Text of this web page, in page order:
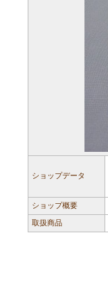
ショップデータ
ショップ概要
取扱商品